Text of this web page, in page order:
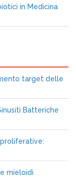
in Medicina
target delle
Batteriche
mieloidi